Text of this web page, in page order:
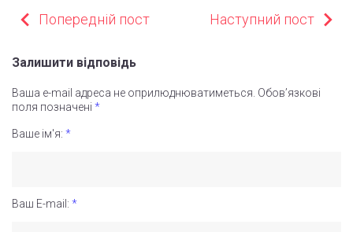
НАВІГАЦІЯ
Попередній пост Наступний пост
Залишити відповідь
Ваша e-mail адреса не оприлюднюватиметься. Обов’язкові
поля позначені *
Ваше ім'я: *
Ваш E-mail: *